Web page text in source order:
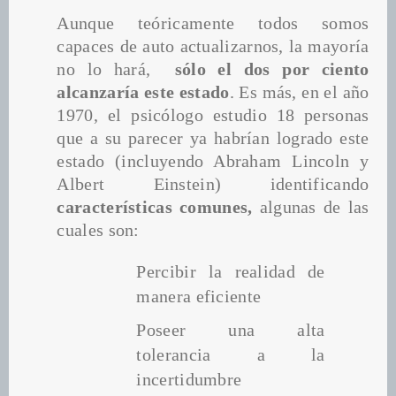
Aunque teóricamente todos somos
capaces de auto actualizarnos, la mayoría
no lo hará, sólo el dos por ciento
alcanzaría este estado. Es más, en el año
1970, el psicólogo estudio 18 personas
que a su parecer ya habrían logrado este
estado (incluyendo Abraham Lincoln y
características comunes, algunas de las
cuales son:
Percibir la realidad de
manera eficiente
Poseer una alta
tolerancia a la
incertidumbre